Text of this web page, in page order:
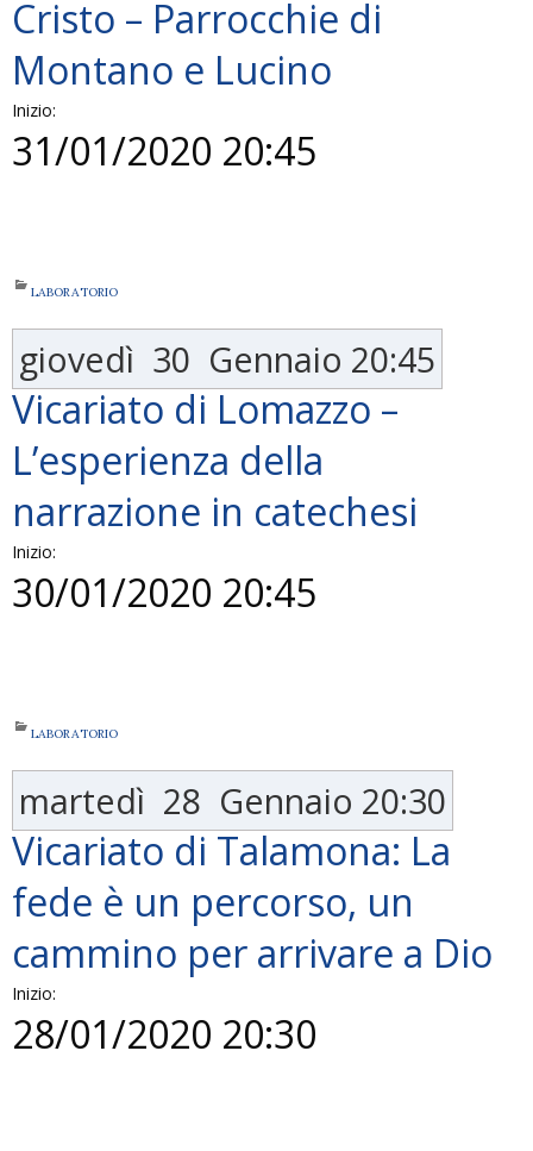
Cristo – Parrocchie di
Montano e Lucino
Inizio:
31/01/2020 20:45
LABORATORIO
giovedì 30 Gennaio 20:45
Vicariato di Lomazzo –
L’esperienza della
narrazione in catechesi
Inizio:
30/01/2020 20:45
LABORATORIO
martedì 28 Gennaio 20:30
Vicariato di Talamona: La
fede è un percorso, un
cammino per arrivare a Dio
Inizio:
28/01/2020 20:30